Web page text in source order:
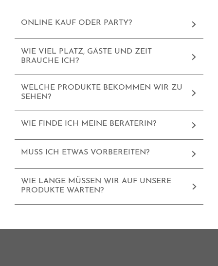
ONLINE KAUF ODER PARTY?
WIE VIEL PLATZ, GÄSTE UND ZEIT
BRAUCHE ICH?
WELCHE PRODUKTE BEKOMMEN WIR ZU
SEHEN?
WIE FINDE ICH MEINE BERATERIN?
MUSS ICH ETWAS VORBEREITEN?
WIE LANGE MÜSSEN WIR AUF UNSERE
PRODUKTE WARTEN?